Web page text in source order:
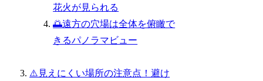
花火が見られる
🌅遠方の穴場は全体を俯瞰で
きるパノラマビュー
⚠️見えにくい場所の注意点！避け